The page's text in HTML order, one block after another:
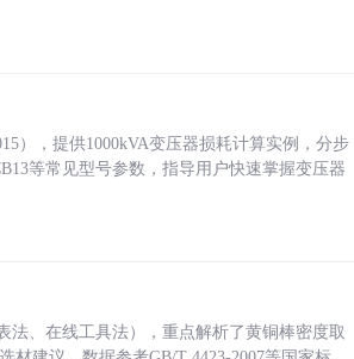
），提供1000kVA变压器损耗计算实例，分步
等常见型号参数，指导用户快速掌握变压器
、在线工具法），重点解析了黄铜棒密度取